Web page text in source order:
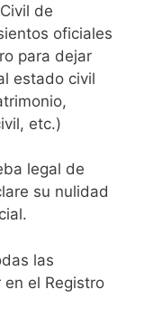
de
oficiales
para dejar
estado civil
etc.)
legal de
su nulidad
las
el Registro